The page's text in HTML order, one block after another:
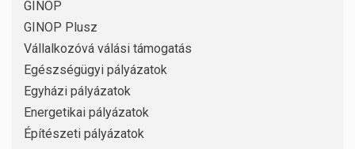
GINOP
GINOP Plusz
Vállalkozóvá válási támogatás
Egészségügyi pályázatok
Egyházi pályázatok
Energetikai pályázatok
Építészeti pályázatok